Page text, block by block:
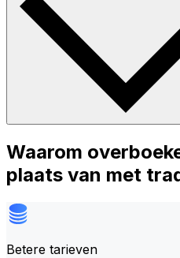
Waarom
plaats van met
Betere tarieven